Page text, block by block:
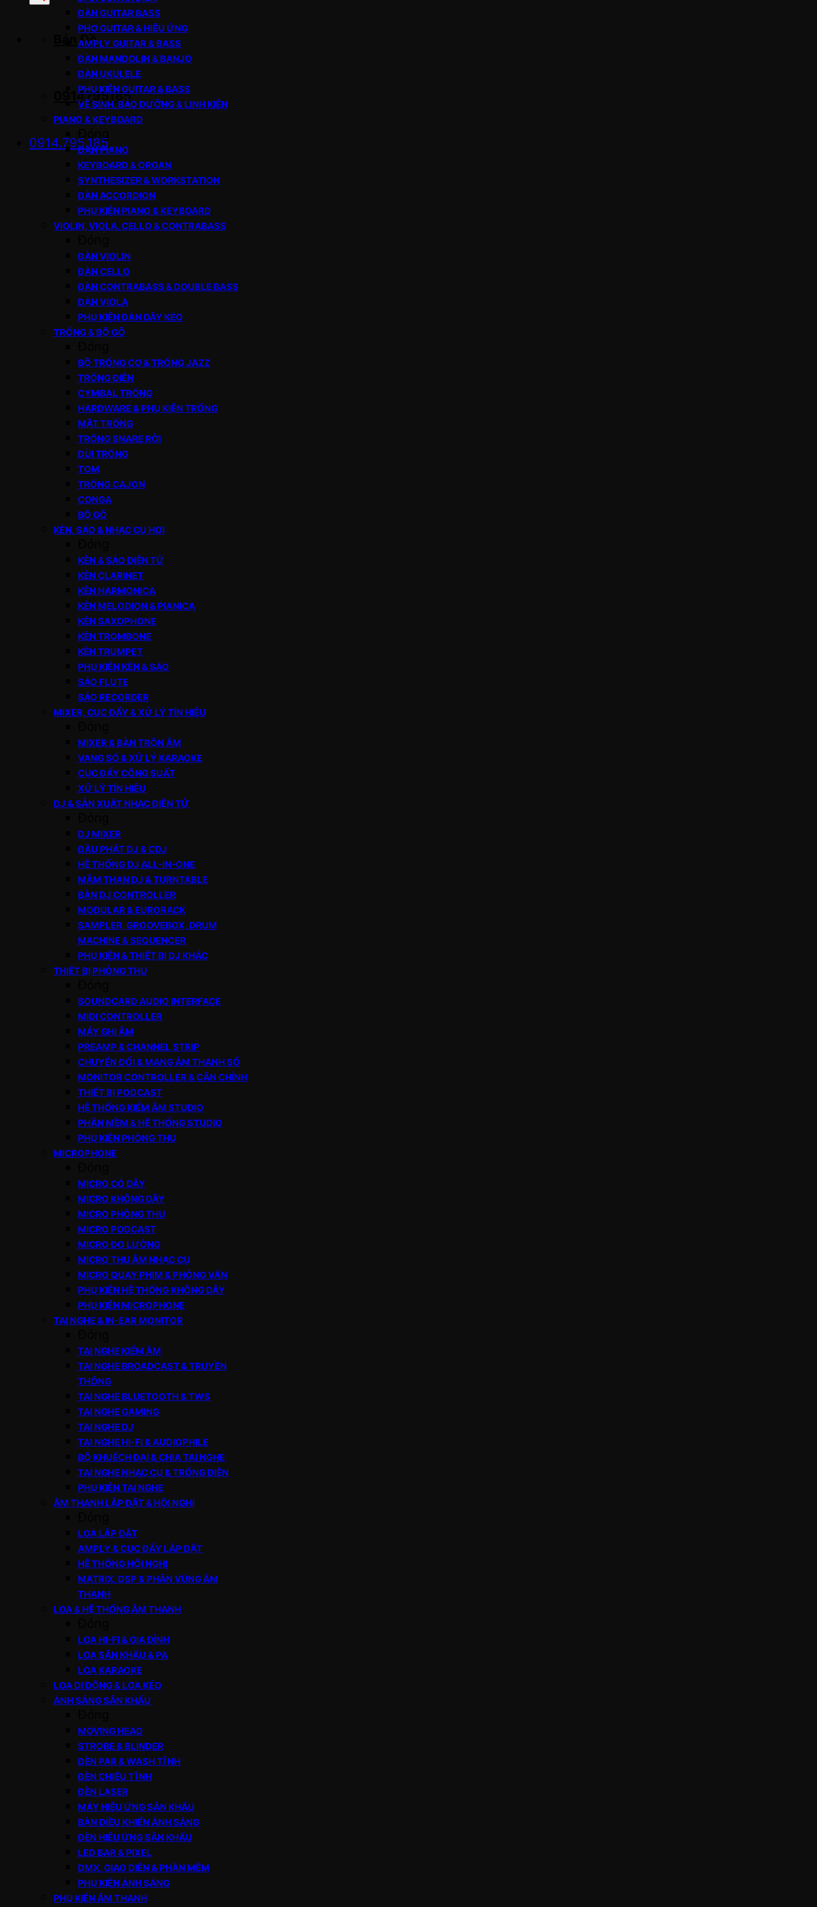
Bản Đồ
0914795185
0914.795.185
ĐÀN GUITAR BASS
PHƠ GUITAR & HIỆU ỨNG
AMPLY GUITAR & BASS
ĐÀN MANDOLIN & BANJO
ĐÀN UKULELE
PHỤ KIỆN GUITAR & BASS
VỆ SINH, BẢO DƯỠNG & LINH KIỆN
PIANO & KEYBOARD
ĐÀN PIANO
KEYBOARD & ORGAN
SYNTHESIZER & WORKSTATION
ĐÀN ACCORDION
PHỤ KIỆN PIANO & KEYBOARD
VIOLIN, VIOLA, CELLO & CONTRABASS
ĐÀN VIOLIN
ĐÀN CELLO
ĐÀN CONTRABASS & DOUBLE BASS
ĐÀN VIOLA
PHỤ KIỆN ĐÀN DÂY KÉO
TRỐNG & BỘ GÕ
BỘ TRỐNG CƠ & TRỐNG JAZZ
TRỐNG ĐIỆN
CYMBAL TRỐNG
HARDWARE & PHỤ KIỆN TRỐNG
MẶT TRỐNG
TRỐNG SNARE RỜI
DÙI TRỐNG
TOM
TRỐNG CAJON
CONGA
BỘ GÕ
KÈN, SÁO & NHẠC CỤ HƠI
KÈN & SÁO ĐIỆN TỬ
KÈN CLARINET
KÈN HARMONICA
KÈN MELODION & PIANICA
KÈN SAXOPHONE
KÈN TROMBONE
KÈN TRUMPET
PHỤ KIỆN KÈN & SÁO
SÁO FLUTE
SÁO RECORDER
MIXER, CỤC ĐẨY & XỬ LÝ TÍN HIỆU
MIXER & BÀN TRỘN ÂM
VANG SỐ & XỬ LÝ KARAOKE
CỤC ĐẨY CÔNG SUẤT
XỬ LÝ TÍN HIỆU
DJ & SẢN XUẤT NHẠC ĐIỆN TỬ
DJ MIXER
ĐẦU PHÁT DJ & CDJ
HỆ THỐNG DJ ALL-IN-ONE
MÂM THAN DJ & TURNTABLE
BÀN DJ CONTROLLER
MODULAR & EURORACK
SAMPLER, GROOVEBOX, DRUM
MACHINE & SEQUENCER
PHỤ KIỆN & THIẾT BỊ DJ KHÁC
THIẾT BỊ PHÒNG THU
SOUNDCARD AUDIO INTERFACE
MIDI CONTROLLER
MÁY GHI ÂM
PREAMP & CHANNEL STRIP
CHUYỂN ĐỔI & MẠNG ÂM THANH SỐ
MONITOR CONTROLLER & CÂN CHỈNH
THIẾT BỊ PODCAST
HỆ THỐNG KIỂM ÂM STUDIO
PHẦN MỀM & HỆ THỐNG STUDIO
PHỤ KIỆN PHÒNG THU
MICROPHONE
MICRO CÓ DÂY
MICRO KHÔNG DÂY
MICRO PHÒNG THU
MICRO PODCAST
MICRO ĐO LƯỜNG
MICRO THU ÂM NHẠC CỤ
MICRO QUAY PHIM & PHỎNG VẤN
PHỤ KIỆN HỆ THỐNG KHÔNG DÂY
PHỤ KIỆN MICROPHONE
TAI NGHE & IN-EAR MONITOR
TAI NGHE KIỂM ÂM
TAI NGHE BROADCAST & TRUYỀN
THÔNG
TAI NGHE BLUETOOTH & TWS
TAI NGHE GAMING
TAI NGHE DJ
TAI NGHE HI-FI & AUDIOPHILE
BỘ KHUẾCH ĐẠI & CHIA TAI NGHE
TAI NGHE NHẠC CỤ & TRỐNG ĐIỆN
PHỤ KIỆN TAI NGHE
ÂM THANH LẮP ĐẶT & HỘI NGHỊ
LOA LẮP ĐẶT
AMPLY & CỤC ĐẨY LẮP ĐẶT
HỆ THỐNG HỘI NGHỊ
MATRIX, DSP & PHÂN VÙNG ÂM
THANH
LOA & HỆ THỐNG ÂM THANH
LOA HI-FI & GIA ĐÌNH
LOA SÂN KHẤU & PA
LOA KARAOKE
LOA DI ĐỘNG & LOA KÉO
ÁNH SÁNG SÂN KHẤU
MOVING HEAD
STROBE & BLINDER
ĐÈN PAR & WASH TĨNH
ĐÈN CHIẾU TĨNH
ĐÈN LASER
MÁY HIỆU ỨNG SÂN KHẤU
BÀN ĐIỀU KHIỂN ÁNH SÁNG
ĐÈN HIỆU ỨNG SÂN KHẤU
LED BAR & PIXEL
DMX, GIAO DIỆN & PHẦN MỀM
PHỤ KIỆN ÁNH SÁNG
PHỤ KIỆN ÂM THANH